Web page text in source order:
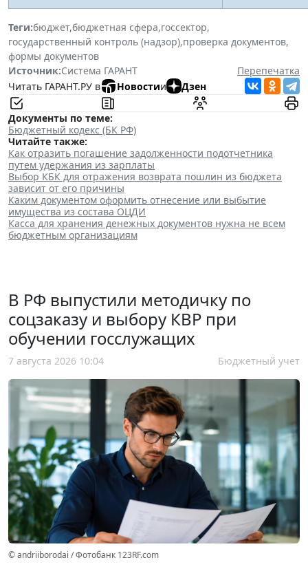
Теги:бюджет,бюджетная сфера,госсектор,
государственный контроль (надзор),проверка документов,
формы документов
Источник:Система ГАРАНТ
Перепечатка
Читать ГАРАНТ.РУ в
Новостии Дзен
Документы по теме:
Бюджетный кодекс (БК РФ)
Читайте также:
Как отразить погашение задолженности подотчетника
путем удержания из зарплаты
Выбор КБК для отражения возврата пошлин из бюджета
зависит от его причины
Каким документом оформить отнесение или выбытие
имущества из состава ОЦДИ
Касса для хранения денежных документов нужна не всем
бюджетным организациям
В РФ выпустили методичку по
соцзаказу и выбору КВР при
обучении госслужащих
7 августа 2026 10:04 Бюджетный учет
© andriiborodai / Фотобанк 123RF.com